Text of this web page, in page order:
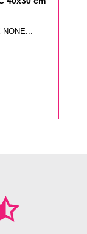
NONE...